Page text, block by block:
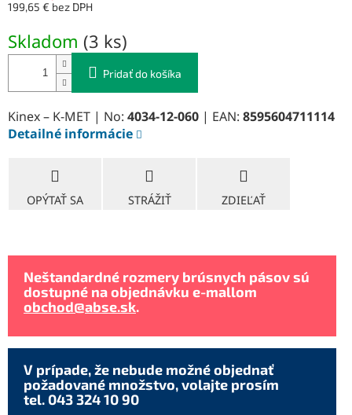
199,65 € bez DPH
cena:
Skladom (3 ks)
Pridať do košíka
Kinex – K-MET | No: 4034-12-060 | EAN: 8595604711114
Detailné informácie
OPÝTAŤ SA STRÁŽIŤ ZDIEĽAŤ
Neštandardné rozmery brúsnych pásov sú
dostupné na objednávku e-mallom
obchod@abse.sk.
V prípade, že nebude možné objednať
požadované množstvo, volajte prosím
tel. 043 324 10 90